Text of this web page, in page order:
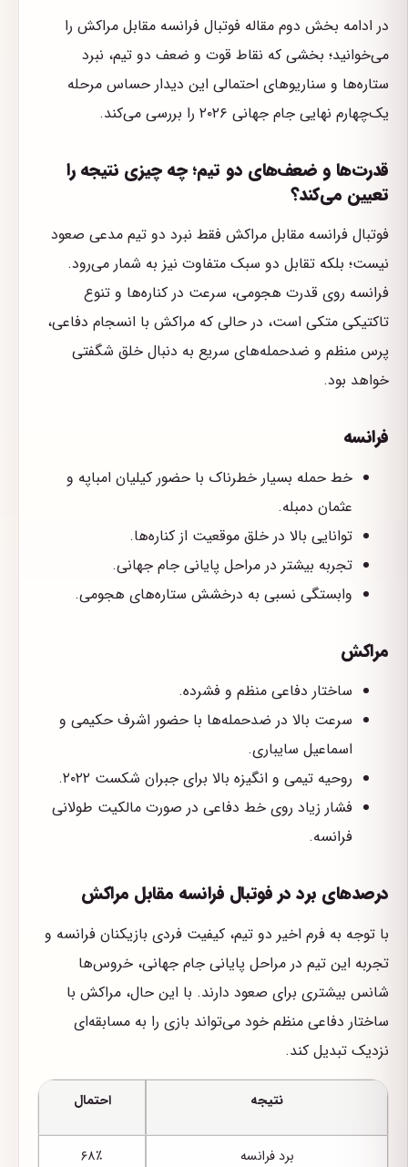
در ادامه بخش دوم مقاله فوتبال فرانسه مقابل مراکش را
می‌خوانید؛ بخشی که نقاط قوت و ضعف دو تیم، نبرد
ستاره‌ها و سناریوهای احتمالی این دیدار حساس مرحله
یک‌چهارم نهایی جام جهانی ۲۰۲۶ را بررسی می‌کند.
قدرت‌ها و ضعف‌های دو تیم؛ چه چیزی نتیجه را
تعیین می‌کند؟
فوتبال فرانسه مقابل مراکش فقط نبرد دو تیم مدعی صعود
نیست؛ بلکه تقابل دو سبک متفاوت نیز به شمار می‌رود.
فرانسه روی قدرت هجومی، سرعت در کناره‌ها و تنوع
تاکتیکی متکی است، در حالی که مراکش با انسجام دفاعی،
پرس منظم و ضدحمله‌های سریع به دنبال خلق شگفتی
خواهد بود.
فرانسه
خط حمله بسیار خطرناک با حضور کیلیان امباپه و
عثمان دمبله.
توانایی بالا در خلق موقعیت از کناره‌ها.
تجربه بیشتر در مراحل پایانی جام جهانی.
وابستگی نسبی به درخشش ستاره‌های هجومی.
مراکش
ساختار دفاعی منظم و فشرده.
سرعت بالا در ضدحمله‌ها با حضور اشرف حکیمی و
اسماعیل سایباری.
روحیه تیمی و انگیزه بالا برای جبران شکست ۲۰۲۲.
فشار زیاد روی خط دفاعی در صورت مالکیت طولانی
فرانسه.
درصدهای برد در فوتبال فرانسه مقابل مراکش
با توجه به فرم اخیر دو تیم، کیفیت فردی بازیکنان فرانسه و
تجربه این تیم در مراحل پایانی جام جهانی، خروس‌ها
شانس بیشتری برای صعود دارند. با این حال، مراکش با
ساختار دفاعی منظم خود می‌تواند بازی را به مسابقه‌ای
نزدیک تبدیل کند.
نتیجه احتمال
برد فرانسه ۶۸٪